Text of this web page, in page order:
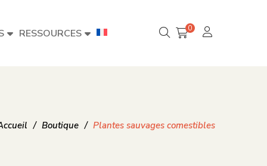
RESSOURCES 0
/ Boutique / Plantes sauvages comestibles